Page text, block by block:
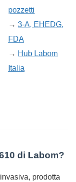
pozzetti
→ 3-A, EHEDG,
FDA
→ Hub Labom
Italia
di Labom?
prodotta